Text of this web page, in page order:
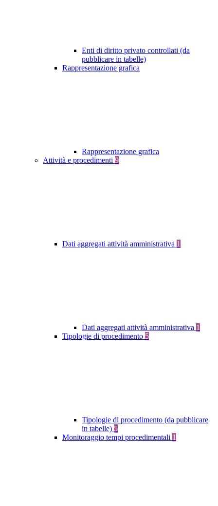
Enti di diritto privato controllati (da
pubblicare in tabelle)
Rappresentazione grafica
Rappresentazione grafica
Attività e procedimenti 9
Dati aggregati attività amministrativa 1
Dati aggregati attività amministrativa 1
Tipologie di procedimento 5
Tipologie di procedimento (da pubblicare
in tabelle) 5
Monitoraggio tempi procedimentali 1